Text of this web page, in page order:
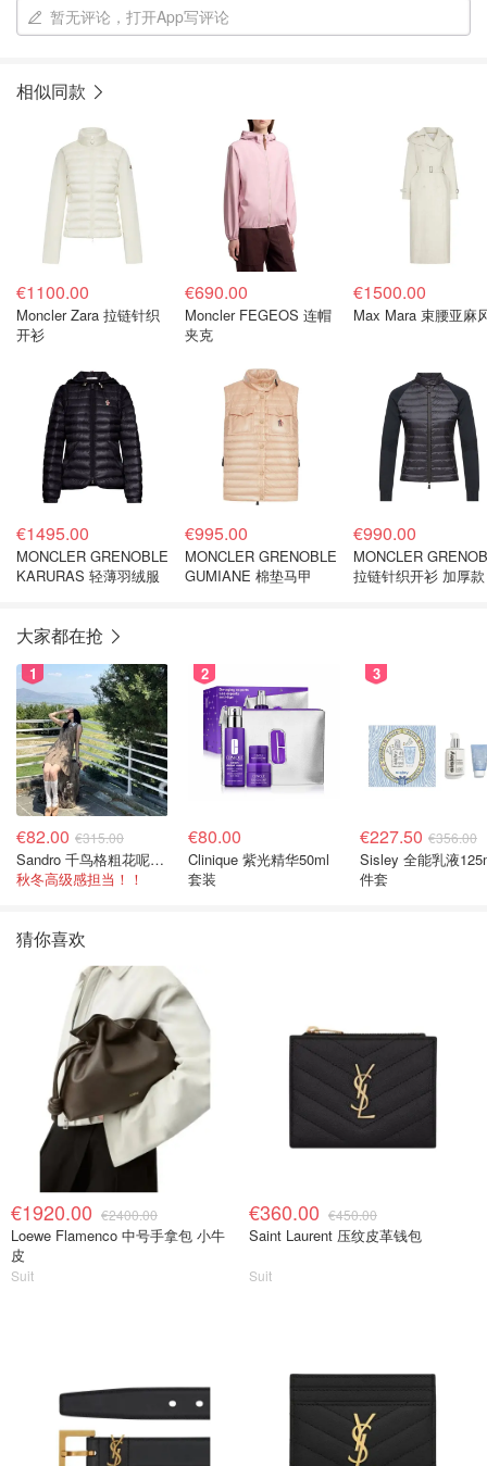
暂无评论，打开App写评论
相似同款
€1100.00
Moncler Zara 拉链针织
开衫
€690.00
Moncler FEGEOS 连帽
夹克
€1500.00
Max Mara 束腰亚麻
€1495.00
MONCLER GRENOBLE
KARURAS 轻薄羽绒服
€995.00
MONCLER GRENOBLE
GUMIANE 棉垫马甲
€990.00
MONCLER
拉链针织开衫 加厚款
大家都在抢
1
€82.00 €315.00
Sandro 千鸟格粗花呢连衣裙
秋冬高级感担当！！
2
€80.00
Clinique 紫光精华50ml
套装
3
€227.50 €356.00
Sisley 全能乳液
件套
猜你喜欢
€1920.00 €2400.00
Loewe Flamenco 中号手拿包 小牛
皮
Suit
€360.00 €450.00
Saint Laurent 压纹皮革钱包
Suit